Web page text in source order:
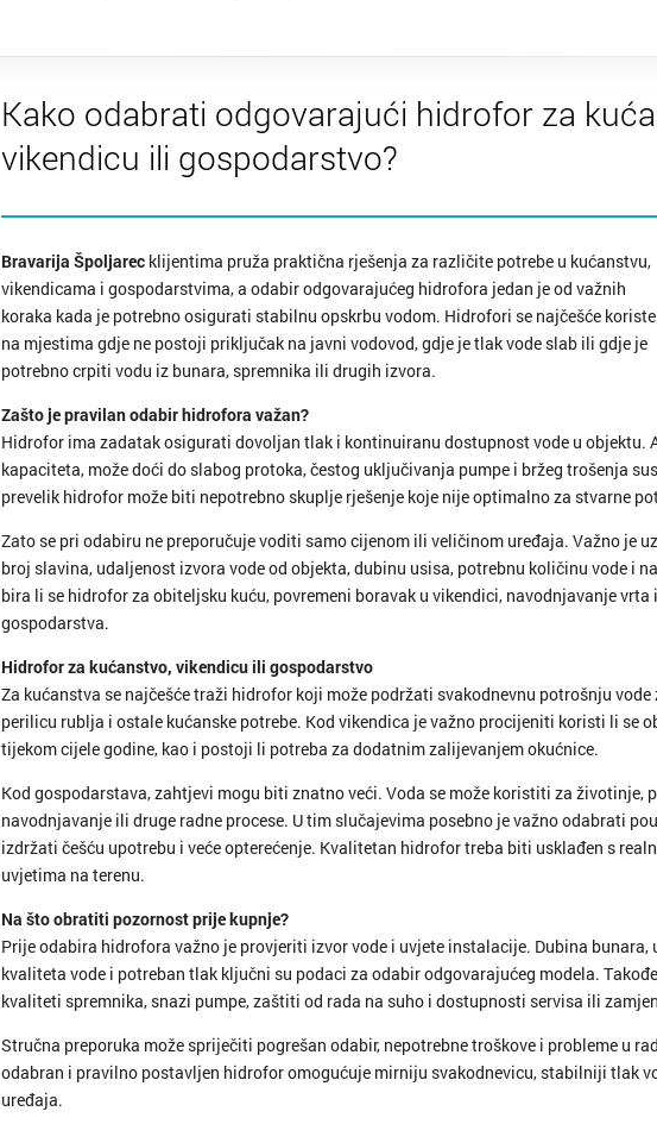
Kako odabrati odgovarajući hidrofor za
vikendicu ili gospodarstvo?
Bravarija Špoljarec klijentima pruža praktična rješenja za različite potrebe u kućanstvu,
vikendicama i gospodarstvima, a odabir odgovarajućeg hidrofora jedan je od važnih
koraka kada je potrebno osigurati stabilnu opskrbu vodom. Hidrofori se najčešće koriste
na mjestima gdje ne postoji priključak na javni vodovod, gdje je tlak vode slab ili gdje je
potrebno crpiti vodu iz bunara, spremnika ili drugih izvora.
Zašto je pravilan odabir hidrofora važan?
Hidrofor ima zadatak osigurati dovoljan tlak i kontinuiranu dostupnost vode u objektu.
kapaciteta, može doći do slabog protoka, čestog uključivanja pumpe i bržeg trošenja
prevelik hidrofor može biti nepotrebno skuplje rješenje koje nije optimalno za stvarne
Zato se pri odabiru ne preporučuje voditi samo cijenom ili veličinom uređaja. Važno je
broj slavina, udaljenost izvora vode od objekta, dubinu usisa, potrebnu količinu vode i
bira li se hidrofor za obiteljsku kuću, povremeni boravak u vikendici, navodnjavanje vrta
gospodarstva.
Hidrofor za kućanstvo, vikendicu ili gospodarstvo
Za kućanstva se najčešće traži hidrofor koji može podržati svakodnevnu potrošnju
perilicu rublja i ostale kućanske potrebe. Kod vikendica je važno procijeniti koristi li se
tijekom cijele godine, kao i postoji li potreba za dodatnim zalijevanjem okućnice.
Kod gospodarstava, zahtjevi mogu biti znatno veći. Voda se može koristiti za životinje,
navodnjavanje ili druge radne procese. U tim slučajevima posebno je važno odabrati
izdržati češću upotrebu i veće opterećenje. Kvalitetan hidrofor treba biti usklađen s
uvjetima na terenu.
Na što obratiti pozornost prije kupnje?
Prije odabira hidrofora važno je provjeriti izvor vode i uvjete instalacije. Dubina bunara,
kvaliteta vode i potreban tlak ključni su podaci za odabir odgovarajućeg modela.
kvaliteti spremnika, snazi pumpe, zaštiti od rada na suho i dostupnosti servisa ili
Stručna preporuka može spriječiti pogrešan odabir, nepotrebne troškove i probleme u
odabran i pravilno postavljen hidrofor omogućuje mirniju svakodnevicu, stabilniji tlak
uređaja.